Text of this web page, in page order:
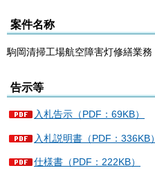
案件名称
駒岡清掃工場航空障害灯修繕業務
告示等
入札告示（PDF：69KB）
入札説明書（PDF：336KB）
仕様書（PDF：222KB）